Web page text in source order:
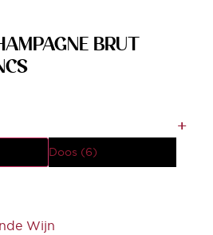
BRUT
Doos (6)
Wijn